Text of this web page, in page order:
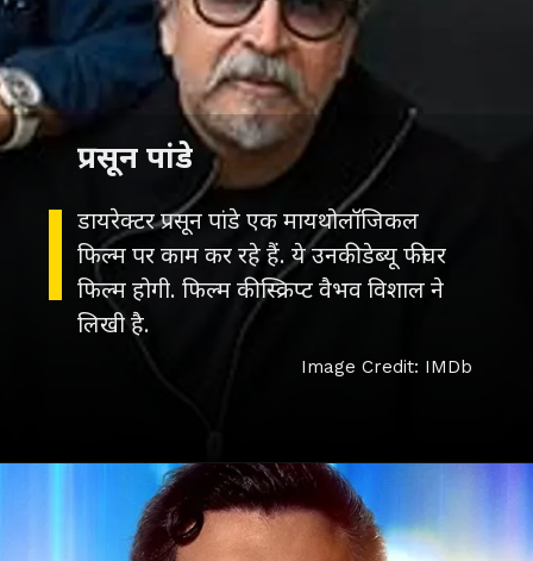
डायरेक्टर प्रसून पांडे एक मायथोलॉजिकल
फिल्म पर काम कर रहे हैं. ये उनकी डेब्यू फीचर
फिल्म होगी. फिल्म की स्क्रिप्ट वैभव विशाल ने
Image Credit: IMDb